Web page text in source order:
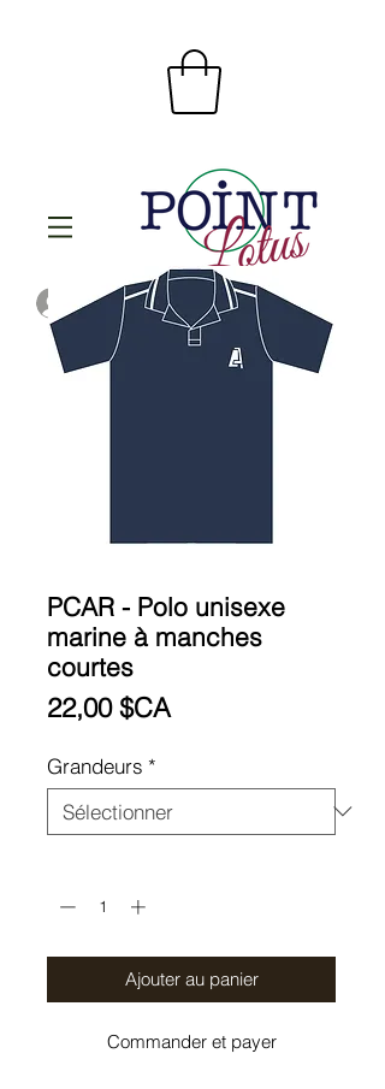
Se connecter
PCAR - Polo unisexe
marine à manches
courtes
22,00 $CAPrix
Grandeurs *
Ajouter au panier
Commander et payer